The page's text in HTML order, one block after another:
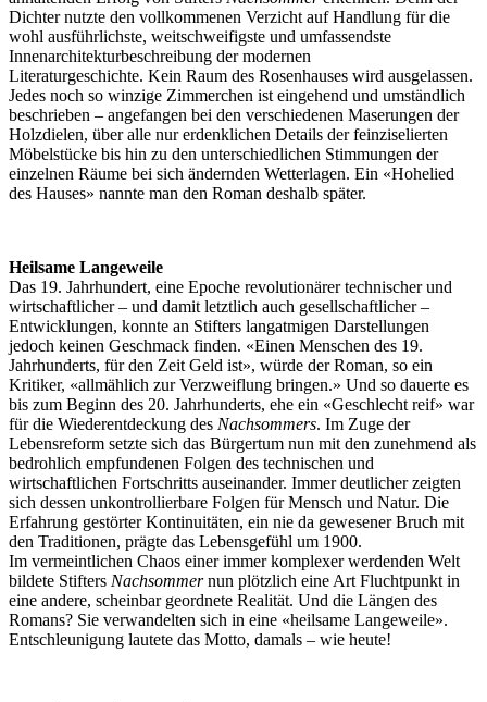
Dichter nutzte den vollkommenen Verzicht auf Handlung für die
wohl ausführlichste, weitschweifigste und umfassendste
Innenarchitekturbeschreibung der modernen
Literaturgeschichte. Kein Raum des Rosenhauses wird ausgelassen.
Jedes noch so winzige Zimmerchen ist eingehend und umständlich
beschrieben – angefangen bei den verschiedenen Maserungen der
Holzdielen, über alle nur erdenklichen Details der feinziselierten
Möbelstücke bis hin zu den unterschiedlichen Stimmungen der
einzelnen Räume bei sich ändernden Wetterlagen. Ein «Hohelied
des Hauses» nannte man den Roman deshalb später.
Heilsame Langeweile
Das 19. Jahrhundert, eine Epoche revolutionärer technischer und
wirtschaftlicher – und damit letztlich auch gesellschaftlicher –
Entwicklungen, konnte an Stifters langatmigen Darstellungen
jedoch keinen Geschmack finden. «Einen Menschen des 19.
Jahrhunderts, für den Zeit Geld ist», würde der Roman, so ein
Kritiker, «allmählich zur Verzweiflung bringen.» Und so dauerte es
bis zum Beginn des 20. Jahrhunderts, ehe ein «Geschlecht reif» war
für die Wiederentdeckung des Nachsommers. Im Zuge der
Lebensreform setzte sich das Bürgertum nun mit den zunehmend als
bedrohlich empfundenen Folgen des technischen und
wirtschaftlichen Fortschritts auseinander. Immer deutlicher zeigten
sich dessen unkontrollierbare Folgen für Mensch und Natur. Die
Erfahrung gestörter Kontinuitäten, ein nie da gewesener Bruch mit
den Traditionen, prägte das Lebensgefühl um 1900.
Im vermeintlichen Chaos einer immer komplexer werdenden Welt
bildete Stifters Nachsommernun plötzlich eine Art Fluchtpunkt in
eine andere, scheinbar geordnete Realität. Und die Längen des
Romans? Sie verwandelten sich in eine «heilsame Langeweile».
Entschleunigung lautete das Motto, damals – wie heute!